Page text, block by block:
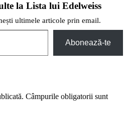
la Lista lui Edelweiss
ultimele articole prin email.
Abonează-te
Câmpurile obligatorii sunt